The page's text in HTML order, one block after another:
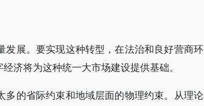
展。要实现这种转型，在法治和良好营商环
济将为这种统一大市场建设提供基础。
的省际约束和地域层面的物理约束。从理论